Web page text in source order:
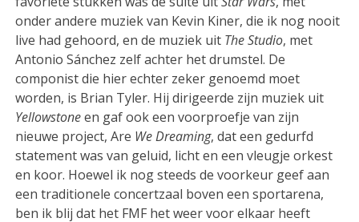
onder andere muziek van Kevin Kiner, die ik nog nooit
live had gehoord, en de muziek uit The Studio, met
Antonio Sánchez zelf achter het drumstel. De
componist die hier echter zeker genoemd moet
worden, is Brian Tyler. Hij dirigeerde zijn muziek uit
Yellowstoneen gaf ook een voorproefje van zijn
nieuwe project, Are We Dreaming, dat een gedurfd
statement was van geluid, licht en een vleugje orkest
en koor. Hoewel ik nog steeds de voorkeur geef aan
een traditionele concertzaal boven een sportarena,
ben ik blij dat het FMF het weer voor elkaar heeft